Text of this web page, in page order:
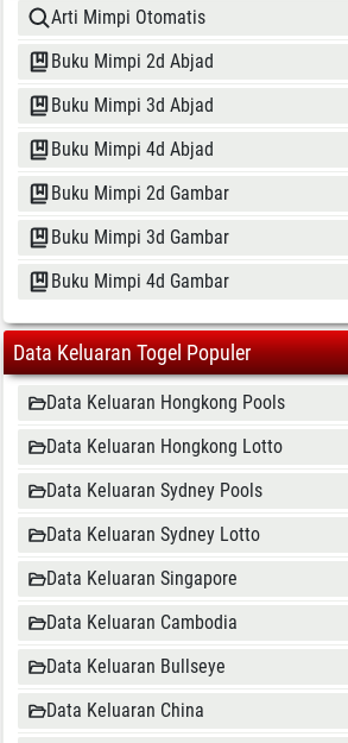
Arti Mimpi Otomatis
Buku Mimpi 2d Abjad
Buku Mimpi 3d Abjad
Buku Mimpi 4d Abjad
Buku Mimpi 2d Gambar
Buku Mimpi 3d Gambar
Buku Mimpi 4d Gambar
Data Keluaran Togel Populer
Data Keluaran Hongkong Pools
Data Keluaran Hongkong Lotto
Data Keluaran Sydney Pools
Data Keluaran Sydney Lotto
Data Keluaran Singapore
Data Keluaran Cambodia
Data Keluaran Bullseye
Data Keluaran China